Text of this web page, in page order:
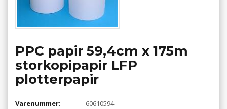
PPC papir 59,4cm x 175m
storkopipapir LFP
plotterpapir
Varenummer: 60610594